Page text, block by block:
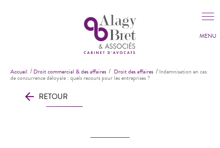
Accueil Droit commercial & des affaires Droit des affaires Indemnisation en cas
de concurrence déloyale : quels recours pour les entreprises ?
RETOUR